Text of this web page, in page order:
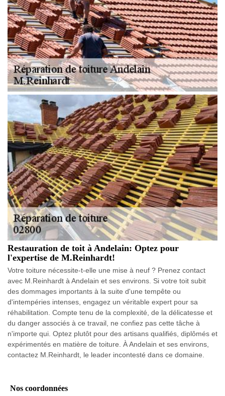
Restauration de toit à Andelain: Optez pour
l'expertise de M.Reinhardt!
Votre toiture nécessite-t-elle une mise à neuf ? Prenez contact
avec M.Reinhardt à Andelain et ses environs. Si votre toit subit
des dommages importants à la suite d'une tempête ou
d'intempéries intenses, engagez un véritable expert pour sa
réhabilitation. Compte tenu de la complexité, de la délicatesse et
du danger associés à ce travail, ne confiez pas cette tâche à
n'importe qui. Optez plutôt pour des artisans qualifiés, diplômés et
expérimentés en matière de toiture. À Andelain et ses environs,
contactez M.Reinhardt, le leader incontesté dans ce domaine.
Nos coordonnées